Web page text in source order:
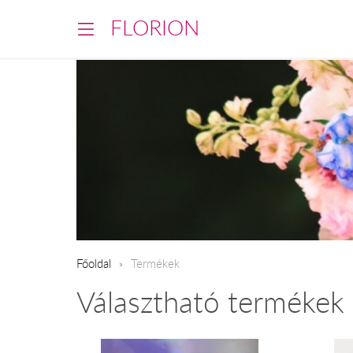
FLORION
Főoldal Termékek
Választható termékek